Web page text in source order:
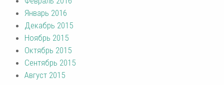
Январь 2016
Декабрь 2015
Ноябрь 2015
Октябрь 2015
Сентябрь 2015
Август 2015